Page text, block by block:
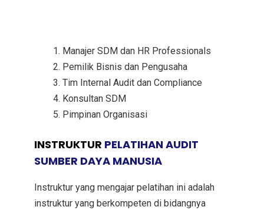
Manajer SDM dan HR Professionals
Pemilik Bisnis dan Pengusaha
Tim Internal Audit dan Compliance
Konsultan SDM
Pimpinan Organisasi
INSTRUKTUR PELATIHAN AUDIT
SUMBER DAYA MANUSIA
Instruktur yang mengajar pelatihan ini adalah
instruktur yang berkompeten di bidangnya